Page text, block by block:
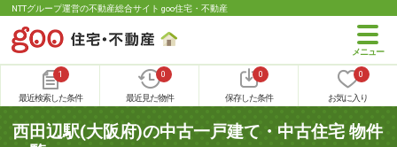
NTTグループ運営の不動産総合サイト goo住宅・不動産
1
最近検索した条件
0
最近見た物件
0
保存した条件
0
お気に入り
西田辺駅(大阪府)の中古一戸建て・中古住宅 物件